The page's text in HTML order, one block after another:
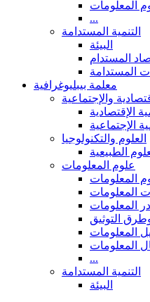
المعلومات
...
التنمية المستدامة
البيئة
المستدام
المستدامة
معلمة بيبليوغرافية
والإجتماعية
الإقتصادية
الإجتماعية
العلوم والتكنولوجيا
الطبيعية
علوم المعلومات
المعلومات
المعلومات
المعلومات
وطرق التوثيق
المعلومات
المعلومات
...
التنمية المستدامة
البيئة